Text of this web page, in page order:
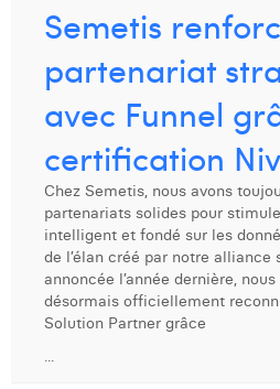
Formations
Anouk Allegaert
Camille Servais
Charlie Deschamps
Dhan Claes
Diane Tremouroux
Edouard Polet
Elio Civalleri
Eliott Pousset
Nos valeurs
Omnicom Media Group
Certifications
Présentations et Cas
Communiqués de presse
Rejoignez-nous
Digital Business Consultant NL
Digital Business Analyst
Digital Business Intern
Semetis
partenariat
avec Funnel
certification
Chez Semetis, nous avons
partenariats solides pour
intelligent et fondé sur les
de l’élan créé par notre alliance
annoncée l’année dernière,
désormais officiellement
Solution Partner grâce
...